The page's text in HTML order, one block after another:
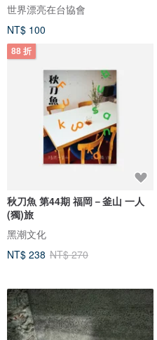
世界漂亮在台協會
NT$ 100
88 折
秋刀魚 第44期 福岡－釜山 一人
(獨)旅
黑潮文化
NT$ 238 NT$ 270